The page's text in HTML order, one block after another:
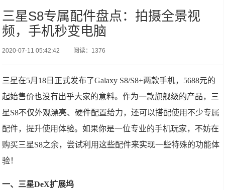
三星S8专属配件盘点：拍摄全景视
频，手机秒变电脑
2020-07-11 05:42:42 阅读：1376
三星在5月18日正式发布了Galaxy S8/S8+两款手机，5688元的
起始售价也没有出乎大家的意料。作为一款旗舰级的产品，三
星S8不仅外观漂亮、硬件配置给力，还可以搭配使用不少专属
配件，提升使用体验。如果你是一位专业的手机玩家，不妨在
购买三星S8之余，尝试利用这些配件来实现一些特殊的功能体
验！
一、三星DeX扩展坞